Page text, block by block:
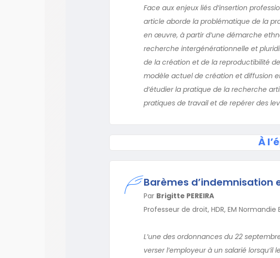
Face aux enjeux liés d’insertion
article aborde la problématique de la
en œuvre, à partir d’une démarche
recherche intergénérationnelle et
de la création et de la reproductibilité
modèle actuel de création et diffusion
d’étudier la pratique de la recherche
pratiques de travail et de repérer des
À
Barèmes d’indemnisation
Par Brigitte PEREIRA
Professeur de droit, HDR, EM Normandie
L’une des ordonnances du 22
verser l’employeur à un salarié